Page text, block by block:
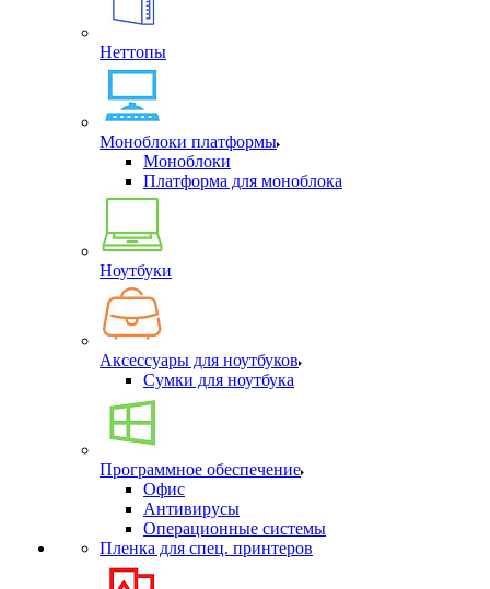
Неттопы
Моноблоки платформы
Моноблоки
Платформа для моноблока
Ноутбуки
Аксессуары для ноутбуков
Сумки для ноутбука
Программное обеспечение
Офис
Антивирусы
Операционные системы
Пленка для спец. принтеров